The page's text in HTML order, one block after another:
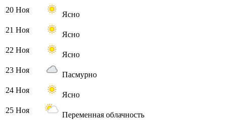
20 Ноя
Ясно
21 Ноя
Ясно
22 Ноя
Ясно
23 Ноя
Пасмурно
24 Ноя
Ясно
25 Ноя
Переменная облачность